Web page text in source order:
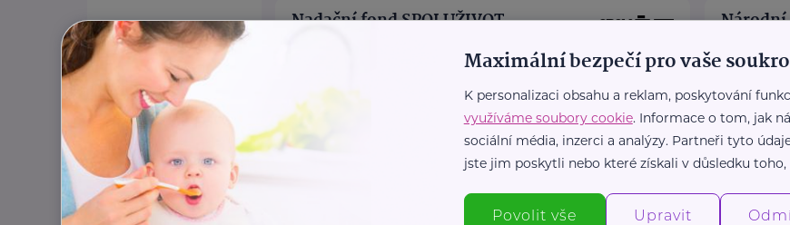
Nadační fond SPOLUŽIVOT
Nadační fond SPOLUŽIVOT propaguje
hostitelskou péči a propojuje děti z
dětských domovů se zájemci ...
Klinika
Telefon
+420 283
E-mail
Zdravotní
Maximální bezpečí pro vaše
K personalizaci obsahu a reklam, poskytování
využíváme soubory cookie. Informace o tom, jak
sociální média, inzerci a analýzy. Partneři tyto
jste jim poskytli nebo které získali v důsledku toho,
Povolit vše Upravit